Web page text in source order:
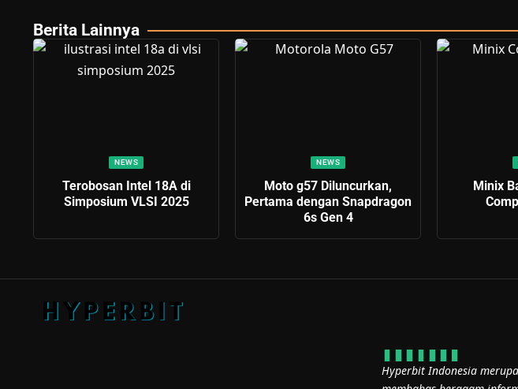
Berita Lainnya
NEWS
Terobosan Intel 18A di
Simposium VLSI 2025
NEWS
Moto g57 Diluncurkan,
Pertama dengan Snapdragon
6s Gen 4
Minix
Hyperbit Indonesia